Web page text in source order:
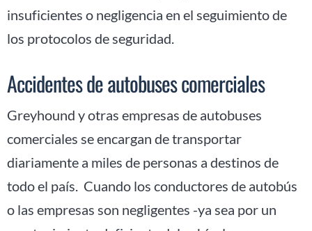
insuficientes o negligencia en el seguimiento de
los protocolos de seguridad.
Accidentes de autobuses comerciales
Greyhound y otras empresas de autobuses
comerciales se encargan de transportar
diariamente a miles de personas a destinos de
todo el país. Cuando los conductores de autobús
o las empresas son negligentes -ya sea por un